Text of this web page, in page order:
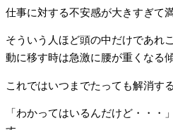
仕事に対する不安感が大きすぎて
そういう人ほど頭の中だけであれ
動に移す時は急激に腰が重くなる
これではいつまでたっても解消す
「わかってはいるんだけど・・・